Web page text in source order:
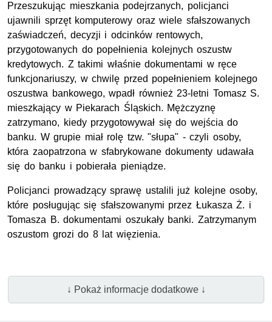
Przeszukując mieszkania podejrzanych, policjanci
ujawnili sprzęt komputerowy oraz wiele sfałszowanych
zaświadczeń, decyzji i odcinków rentowych,
przygotowanych do popełnienia kolejnych oszustw
kredytowych. Z takimi właśnie dokumentami w ręce
funkcjonariuszy, w chwilę przed popełnieniem kolejnego
oszustwa bankowego, wpadł również 23-letni Tomasz S.
mieszkający w Piekarach Śląskich. Mężczyznę
zatrzymano, kiedy przygotowywał się do wejścia do
banku. W grupie miał rolę tzw. "słupa" - czyli osoby,
która zaopatrzona w sfabrykowane dokumenty udawała
się do banku i pobierała pieniądze.
Policjanci prowadzący sprawę ustalili już kolejne osoby,
które posługując się sfałszowanymi przez Łukasza Ż. i
Tomasza B. dokumentami oszukały banki. Zatrzymanym
oszustom grozi do 8 lat więzienia.
↓ Pokaż informacje dodatkowe ↓